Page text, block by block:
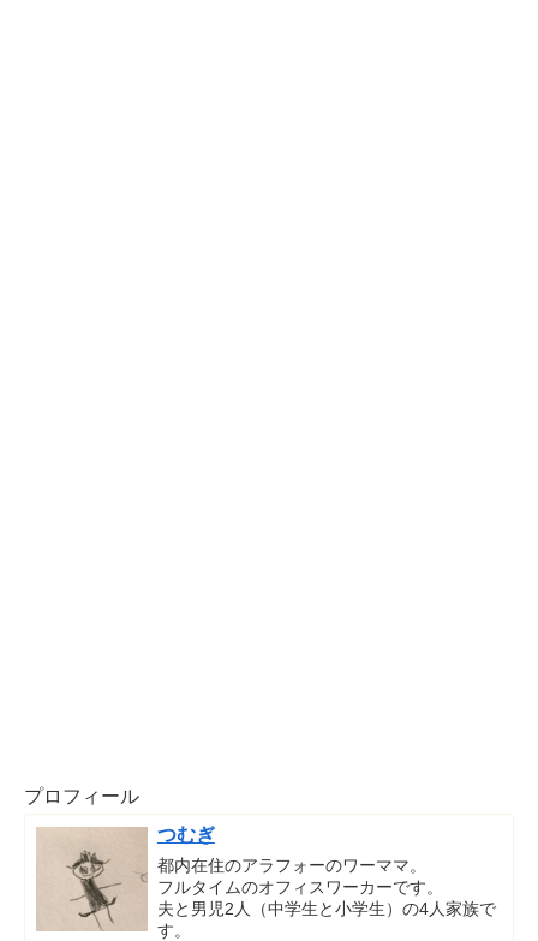
プロフィール
つむぎ
都内在住のアラフォーのワーママ。
フルタイムのオフィスワーカーです。
夫と男児2人（中学生と小学生）の4人家族で
す。